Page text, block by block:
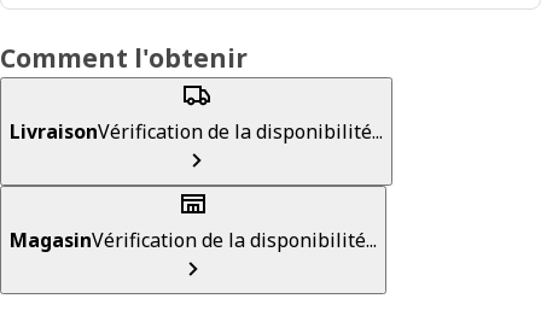
Comment l'obtenir
LivraisonVérification de la disponibilité...
MagasinVérification de la disponibilité...